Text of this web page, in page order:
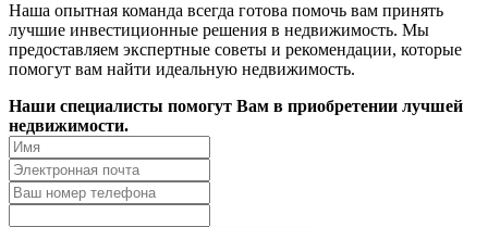
Наша опытная команда всегда готова помочь вам принять
лучшие инвестиционные решения в недвижимость. Мы
предоставляем экспертные советы и рекомендации, которые
помогут вам найти идеальную недвижимость.
Наши специалисты помогут Вам в приобретении лучшей
недвижимости.